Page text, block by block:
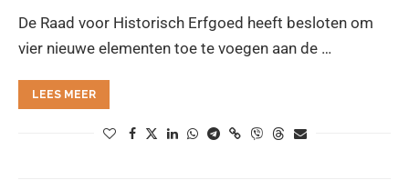
De Raad voor Historisch Erfgoed heeft besloten om
vier nieuwe elementen toe te voegen aan de …
LEES MEER